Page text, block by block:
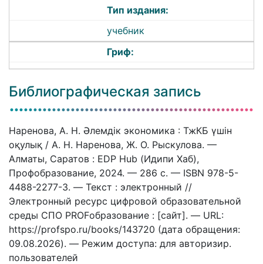
Тип издания:
учебник
Гриф:
Библиографическая запись
Наренова, А. Н. Әлемдік экономика : ТжКБ үшін
оқулық / А. Н. Наренова, Ж. О. Рыскулова. —
Алматы, Саратов : EDP Hub (Идипи Хаб),
Профобразование, 2024. — 286 c. — ISBN 978-5-
4488-2277-3. — Текст : электронный //
Электронный ресурс цифровой образовательной
среды СПО PROFобразование : [сайт]. — URL:
https://profspo.ru/books/143720 (дата обращения:
09.08.2026). — Режим доступа: для авторизир.
пользователей